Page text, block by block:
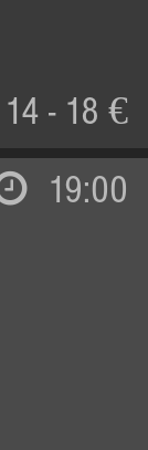
14 - 18 €
19:00